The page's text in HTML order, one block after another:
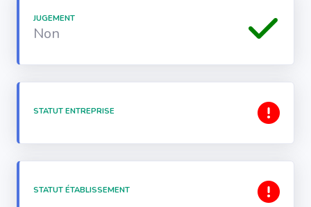
JUGEMENT
Non
STATUT ENTREPRISE
STATUT ÉTABLISSEMENT